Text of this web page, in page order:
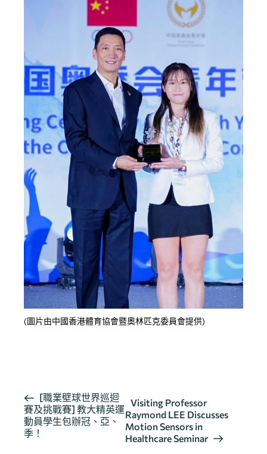
(圖片由中國香港體育協會暨奧林匹克委員會提供)
活
動
导
[職業壁球世界巡迴
賽及挑戰賽] 教大精英運
動員學生包辦冠、亞、
季！
Visiting Professor
Raymond LEE Discusses
Motion Sensors in
Healthcare Seminar